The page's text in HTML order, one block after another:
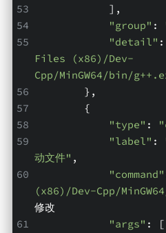
            ],
"group" :
"detail" :
Files (x86)/Dev-
Cpp/MinGW64/bin/
        },
        {
"type" :
"label" :
动文件" ,
"command"
(x86)/Dev-Cpp/
修改
"args" : [